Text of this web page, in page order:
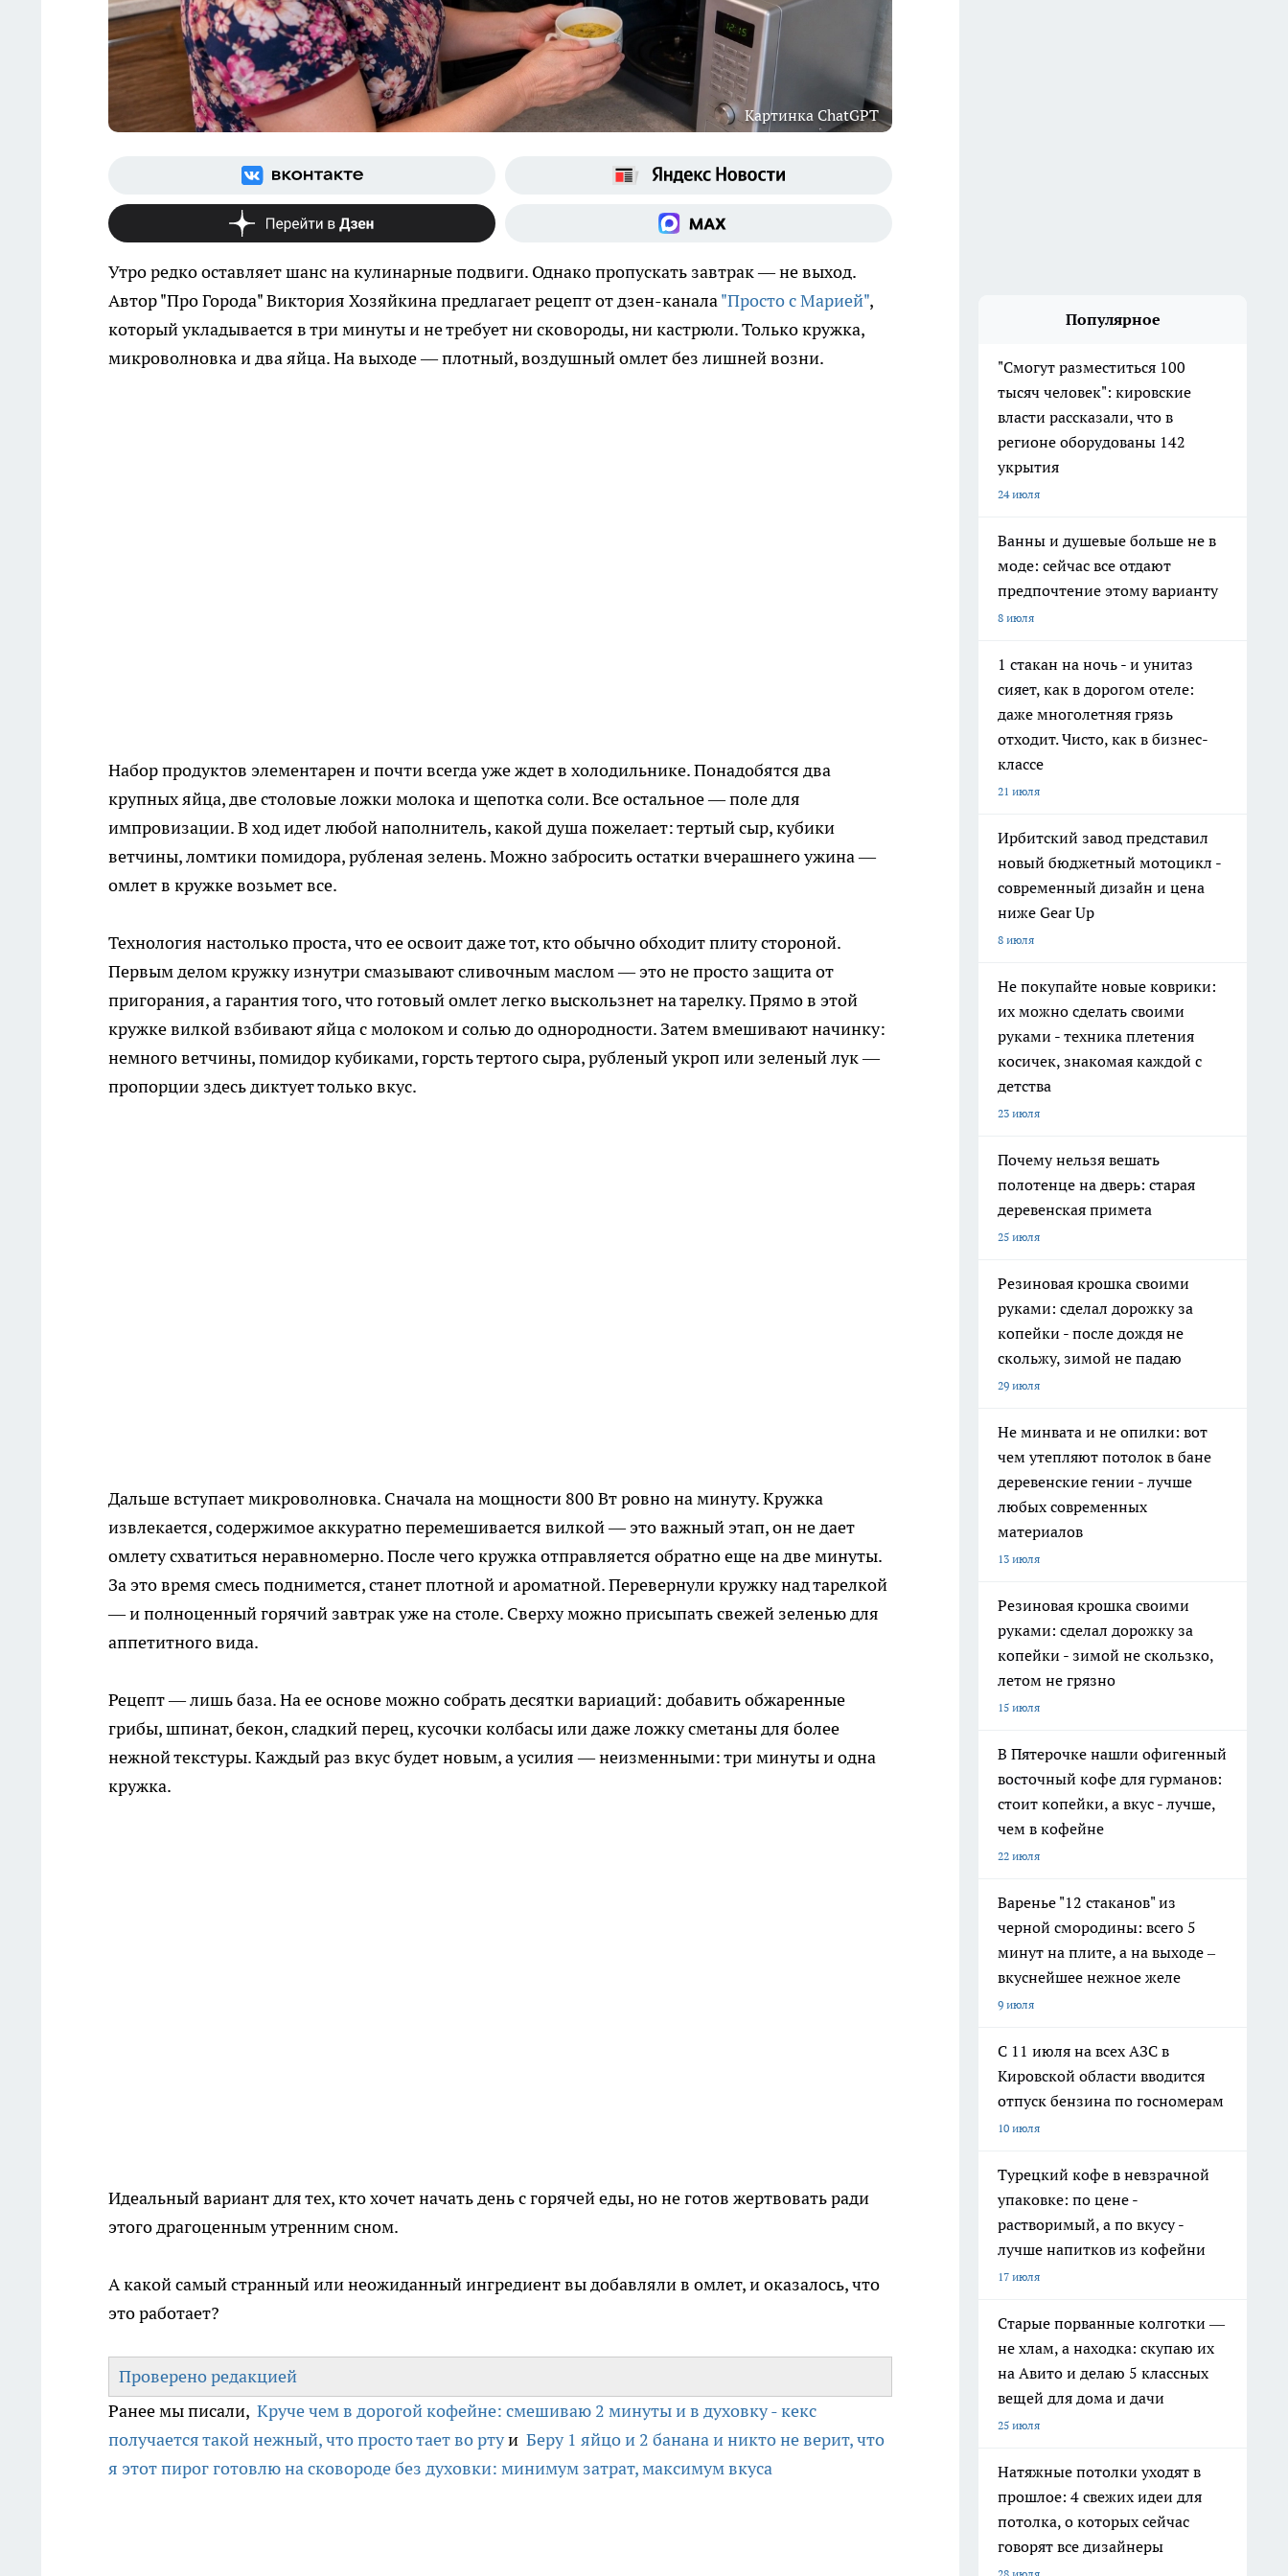
Картинка ChatGPT
Утро редко оставляет шанс на кулинарные подвиги. Однако пропускать завтрак — не выход.
Автор "Про Города" Виктория Хозяйкина предлагает рецепт от дзен-канала"Просто с Марией",
который укладывается в три минуты и не требует ни сковороды, ни кастрюли. Только кружка,
микроволновка и два яйца. На выходе — плотный, воздушный омлет без лишней возни.
Набор продуктов элементарен и почти всегда уже ждет в холодильнике. Понадобятся два
крупных яйца, две столовые ложки молока и щепотка соли. Все остальное — поле для
импровизации. В ход идет любой наполнитель, какой душа пожелает: тертый сыр, кубики
ветчины, ломтики помидора, рубленая зелень. Можно забросить остатки вчерашнего ужина —
омлет в кружке возьмет все.
Технология настолько проста, что ее освоит даже тот, кто обычно обходит плиту стороной.
Первым делом кружку изнутри смазывают сливочным маслом — это не просто защита от
пригорания, а гарантия того, что готовый омлет легко выскользнет на тарелку. Прямо в этой
кружке вилкой взбивают яйца с молоком и солью до однородности. Затем вмешивают начинку:
немного ветчины, помидор кубиками, горсть тертого сыра, рубленый укроп или зеленый лук —
пропорции здесь диктует только вкус.
Дальше вступает микроволновка. Сначала на мощности 800 Вт ровно на минуту. Кружка
извлекается, содержимое аккуратно перемешивается вилкой — это важный этап, он не дает
омлету схватиться неравномерно. После чего кружка отправляется обратно еще на две минуты.
За это время смесь поднимется, станет плотной и ароматной. Перевернули кружку над тарелкой
— и полноценный горячий завтрак уже на столе. Сверху можно присыпать свежей зеленью для
аппетитного вида.
Рецепт — лишь база. На ее основе можно собрать десятки вариаций: добавить обжаренные
грибы, шпинат, бекон, сладкий перец, кусочки колбасы или даже ложку сметаны для более
нежной текстуры. Каждый раз вкус будет новым, а усилия — неизменными: три минуты и одна
кружка.
Идеальный вариант для тех, кто хочет начать день с горячей еды, но не готов жертвовать ради
этого драгоценным утренним сном.
А какой самый странный или неожиданный ингредиент вы добавляли в омлет, и оказалось, что
это работает?
Проверено редакцией
Ранее мы писали, Круче чем в дорогой кофейне: смешиваю 2 минуты и в духовку - кекс
получается такой нежный, что просто тает во ртуи Беру 1 яйцо и 2 банана и никто не верит, что
я этот пирог готовлю на сковороде без духовки: минимум затрат, максимум вкуса
Популярное
"Смогут разместиться 100
тысяч человек": кировские
власти рассказали, что в
регионе оборудованы 142
укрытия
24 июля
Ванны и душевые больше не в
моде: сейчас все отдают
предпочтение этому варианту
8 июля
1 стакан на ночь - и унитаз
сияет, как в дорогом отеле:
даже многолетняя грязь
отходит. Чисто, как в бизнес-
классе
21 июля
Ирбитский завод представил
новый бюджетный мотоцикл -
современный дизайн и цена
ниже Gear Up
8 июля
Не покупайте новые коврики:
их можно сделать своими
руками - техника плетения
косичек, знакомая каждой с
детства
23 июля
Почему нельзя вешать
полотенце на дверь: старая
деревенская примета
25 июля
Резиновая крошка своими
руками: сделал дорожку за
копейки - после дождя не
скольжу, зимой не падаю
29 июля
Не минвата и не опилки: вот
чем утепляют потолок в бане
деревенские гении - лучше
любых современных
материалов
13 июля
Резиновая крошка своими
руками: сделал дорожку за
копейки - зимой не скользко,
летом не грязно
15 июля
В Пятерочке нашли офигенный
восточный кофе для гурманов:
стоит копейки, а вкус - лучше,
чем в кофейне
22 июля
Варенье "12 стаканов" из
черной смородины: всего 5
минут на плите, а на выходе –
вкуснейшее нежное желе
9 июля
С 11 июля на всех АЗС в
Кировской области вводится
отпуск бензина по госномерам
10 июля
Турецкий кофе в невзрачной
упаковке: по цене -
растворимый, а по вкусу -
лучше напитков из кофейни
17 июля
Старые порванные колготки —
не хлам, а находка: скупаю их
на Авито и делаю 5 классных
вещей для дома и дачи
25 июля
Натяжные потолки уходят в
прошлое: 4 свежих идеи для
потолка, о которых сейчас
говорят все дизайнеры